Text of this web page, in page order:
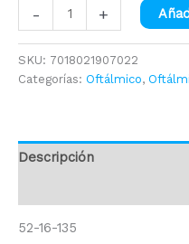
- +
SKU: 7018021907022
Categorías: Oftálmico,
Descripción
52-16-135